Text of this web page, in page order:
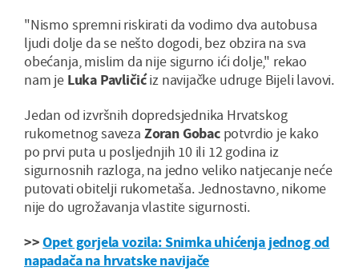
"Nismo spremni riskirati da vodimo dva autobusa
ljudi dolje da se nešto dogodi, bez obzira na sva
obećanja, mislim da nije sigurno ići dolje," rekao
nam je Luka Pavličićiz navijačke udruge Bijeli lavovi.
Jedan od izvršnih dopredsjednika Hrvatskog
rukometnog saveza Zoran Gobacpotvrdio je kako
po prvi puta u posljednjih 10 ili 12 godina iz
sigurnosnih razloga, na jedno veliko natjecanje neće
putovati obitelji rukometaša. Jednostavno, nikome
nije do ugrožavanja vlastite sigurnosti.
>>Opet gorjela vozila: Snimka uhićenja jednog od
napadača na hrvatske navijače